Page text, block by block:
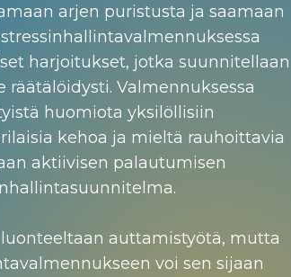
arjen puristusta ja saamaan
harjoitukset, jotka suunnitellaan
Valmennuksessa
huomiota yksilöllisiin
kehoa ja mieltä rauhoittavia
aktiivisen palautumisen
auttamistyötä, mutta
voi sen sijaan